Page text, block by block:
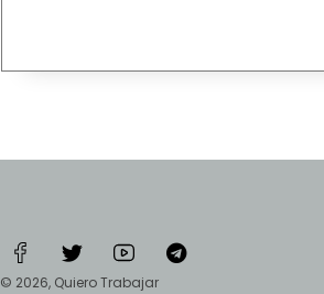
© 2026, Quiero Trabajar